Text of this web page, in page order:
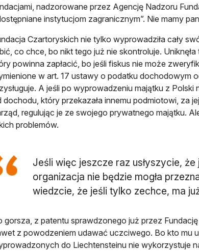
nadzorowane przez Agencję Nadzoru
instytucjom zagranicznym”. Nie mamy
Czartoryskich nie tylko wyprowadziła cały
co chce, bo nikt tego już nie skontroluje.
powinna zapłacić, bo jeśli fiskus nie może
w art. 17 ustawy o podatku dochodowym
A jeśli po wyprowadzeniu majątku z
dochodu, który przekazała innemu podmiotowi, za
regulując je ze swojego prywatnego majątku.
problemów.
Jeśli więc jeszcze raz usłyszycie,
organizacja nie będzie mogła
wiedzcie, że jeśli tylko zechce, ma
gorsza, z patentu sprawdzonego już przez
z powodzeniem udawać uczciwego. Bo kto mu
do Liechtensteinu nie wykorzystuje